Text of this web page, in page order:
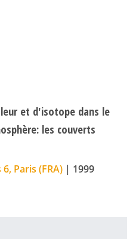
et d'isotope dans le
les couverts
Paris (FRA) | 1999